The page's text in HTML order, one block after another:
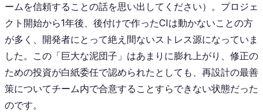
ームを信頼することの話を思い出してください）。プロジェ
クト開始から1年後、後付けで作ったCIは動かないことの方
が多く、開発者にとって絶え間ないストレス源になっていま
した。この「巨大な泥団子」はあまりに膨れ上がり、修正の
ための投資が白紙委任で認められたとしても、再設計の最善
策についてチーム内で合意することすらできない状態だった
のです。